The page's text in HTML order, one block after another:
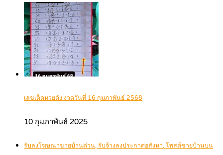
เลขเด็ดหวยดัง งวดวันที่ 16 กุมภาพันธ์ 2568
10 กุมภาพันธ์ 2025
รับลงโฆษณาขายบ้านด่วน, รับจ้างลงประกาศอสังหา, โพสต์ขายบ้านบน